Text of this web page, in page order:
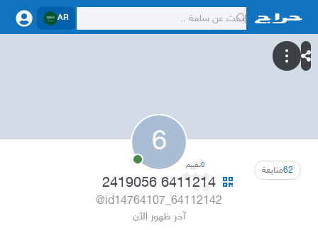
AR
6
62متابعة 0تقييم
6411214 2419056
@id14764107_64112142
آخر ظهور الآن